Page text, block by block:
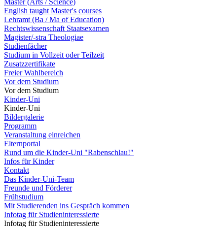
Master (Arts / Science)
English taught Master's courses
Lehramt (Ba / Ma of Education)
Rechtswissenschaft Staatsexamen
Magister/-stra Theologiae
Studienfächer
Studium in Vollzeit oder Teilzeit
Zusatzzertifikate
Freier Wahlbereich
Vor dem Studium
Vor dem Studium
Kinder-Uni
Kinder-Uni
Bildergalerie
Programm
Veranstaltung einreichen
Elternportal
Rund um die Kinder-Uni "Rabenschlau!"
Infos für Kinder
Kontakt
Das Kinder-Uni-Team
Freunde und Förderer
Frühstudium
Mit Studierenden ins Gespräch kommen
Infotag für Studieninteressierte
Infotag für Studieninteressierte